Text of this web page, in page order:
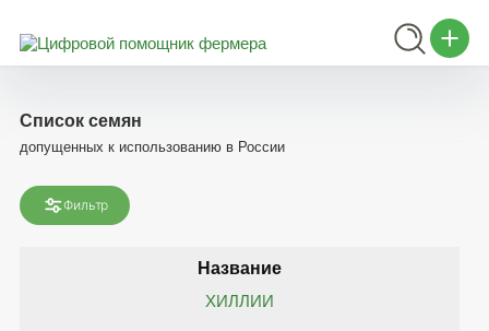
Список семян
допущенных к использованию в России
Фильтр
ХИЛЛИИ